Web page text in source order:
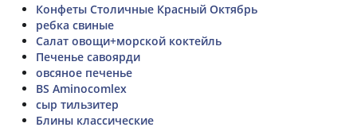
Конфеты Столичные Красный Октябрь
ребка свиные
Салат овощи+морской коктейль
Печенье савоярди
овсяное печенье
BS Aminocomlex
сыр тильзитер
Блины классические